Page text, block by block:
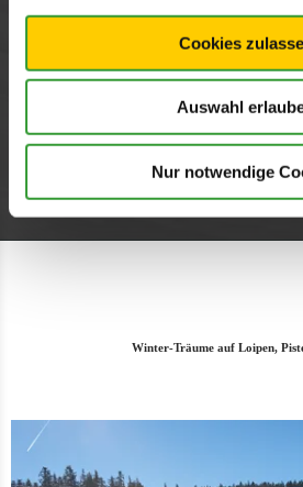
Cookies
Auswahl
Nur notwendige
VIDEOS
Winter-Träume auf Loipen,